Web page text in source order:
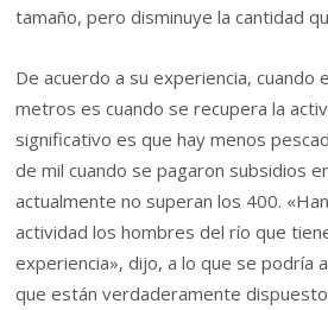
tamaño, pero disminuye la cantidad
De acuerdo a su experiencia, cuando
metros es cuando se recupera la
significativo es que hay menos
de mil cuando se pagaron subsidios
actualmente no superan los 400.
actividad los hombres del río que
experiencia», dijo, a lo que se podría
que están verdaderamente